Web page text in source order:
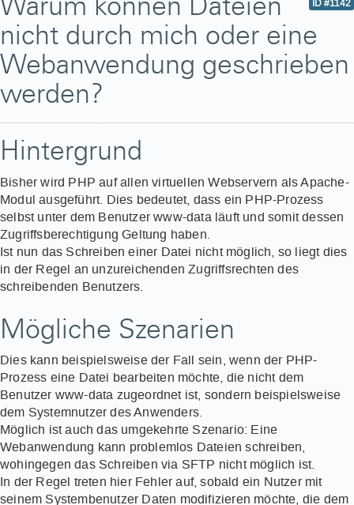
ID #1142
Warum können Dateien
nicht durch mich oder eine
Webanwendung geschrieben
werden?
Hintergrund
Bisher wird PHP auf allen virtuellen Webservern als Apache-
Modul ausgeführt. Dies bedeutet, dass ein PHP-Prozess
selbst unter dem Benutzer www-data läuft und somit dessen
Zugriffsberechtigung Geltung haben.
Ist nun das Schreiben einer Datei nicht möglich, so liegt dies
in der Regel an unzureichenden Zugriffsrechten des
schreibenden Benutzers.
Mögliche Szenarien
Dies kann beispielsweise der Fall sein, wenn der PHP-
Prozess eine Datei bearbeiten möchte, die nicht dem
Benutzer www-data zugeordnet ist, sondern beispielsweise
dem Systemnutzer des Anwenders.
Möglich ist auch das umgekehrte Szenario: Eine
Webanwendung kann problemlos Dateien schreiben,
wohingegen das Schreiben via SFTP nicht möglich ist.
In der Regel treten hier Fehler auf, sobald ein Nutzer mit
seinem Systembenutzer Daten modifizieren möchte, die dem